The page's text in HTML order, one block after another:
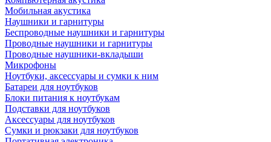
Мобильная акустика
Наушники и гарнитуры
Беспроводные наушники и гарнитуры
Проводные наушники и гарнитуры
Проводные наушники-вкладыши
Микрофоны
Ноутбуки, аксессуары и сумки к ним
Батареи для ноутбуков
Блоки питания к ноутбукам
Подставки для ноутбуков
Аксессуары для ноутбуков
Сумки и рюкзаки для ноутбуков